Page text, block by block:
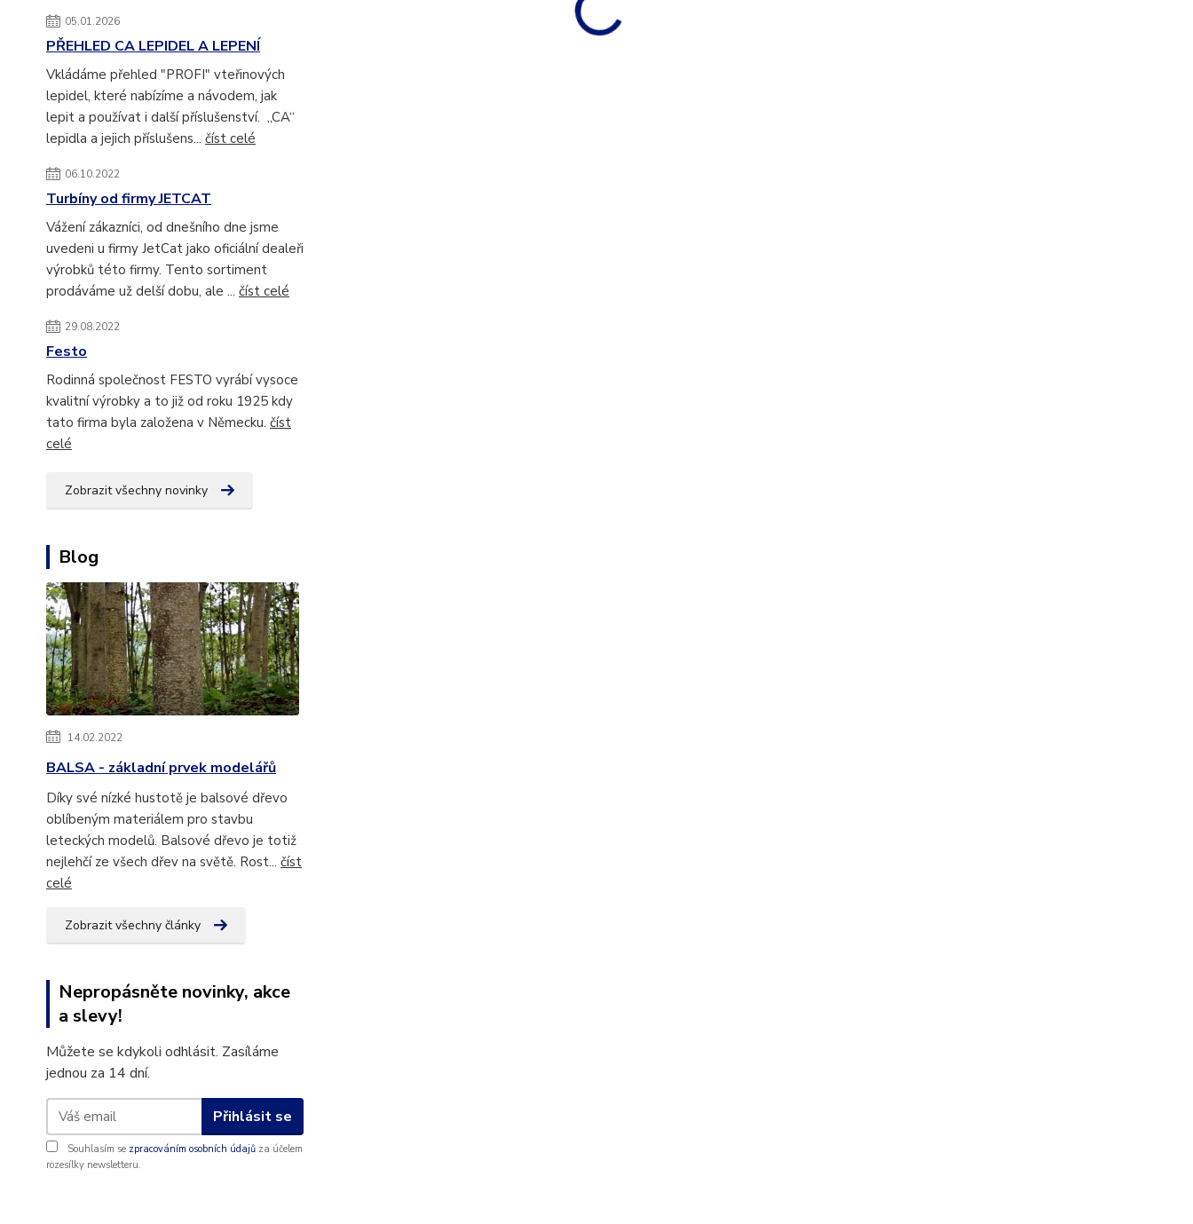
05.01.2026
PŘEHLED CA LEPIDEL A LEPENÍ
Vkládáme přehled "PROFI" vteřinových
lepidel, které nabízíme a návodem, jak
lepit a používat i další příslušenství. „CA“
lepidla a jejich příslušens... číst celé
06.10.2022
Turbíny od firmy JETCAT
Vážení zákazníci, od dnešního dne jsme
uvedeni u firmy JetCat jako oficiální dealeři
výrobků této firmy. Tento sortiment
prodáváme už delší dobu, ale ... číst celé
29.08.2022
Festo
Rodinná společnost FESTO vyrábí vysoce
kvalitní výrobky a to již od roku 1925 kdy
tato firma byla založena v Německu. číst
celé
Zobrazit všechny novinky
Blog
14.02.2022
BALSA - základní prvek modelářů
Díky své nízké hustotě je balsové dřevo
oblíbeným materiálem pro stavbu
leteckých modelů. Balsové dřevo je totiž
nejlehčí ze všech dřev na světě. Rost... číst
celé
Zobrazit všechny články
Nepropásněte novinky, akce
a slevy!
Můžete se kdykoli odhlásit. Zasíláme
jednou za 14 dní.
Přihlásit se
Souhlasím se zpracováním osobních údajů za účelem
rozesílky newsletteru.